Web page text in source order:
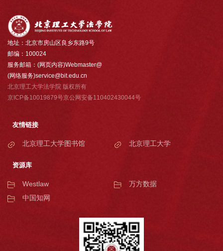
地址：北京市房山区良乡东路9号
邮编：100024
服务邮箱：(网页内容)Webmaster@
(网络服务)service@bit.edu.cn
北京理工大学法学院 版权所有
京ICP备10019879号京公网安备110402430044号
友情链接
北京理工大学图书馆 北京理工大学
资源库
Westlaw
万方数据
中国知网